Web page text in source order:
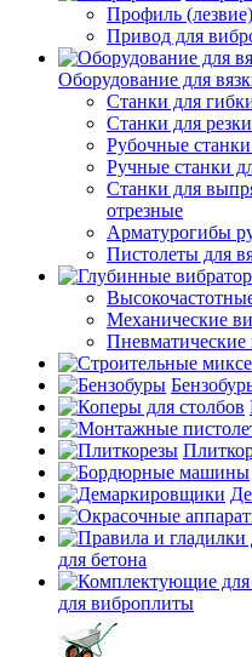
Профиль
Привод для
Оборудование для
Станки для
Станки для
Рубочные
Ручные станки
Станки для
отрезные
Арматурогибы
Пистолеты для
Механические
Пневматические
для бетона
для виброплиты